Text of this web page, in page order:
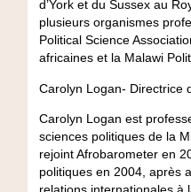
d’York et du Sussex au
plusieurs organismes
Political Science
africaines et la Malawi
Carolyn Logan- Directrice
Carolyn Logan est
sciences politiques de la
rejoint Afrobarometer en
politiques en 2004, après